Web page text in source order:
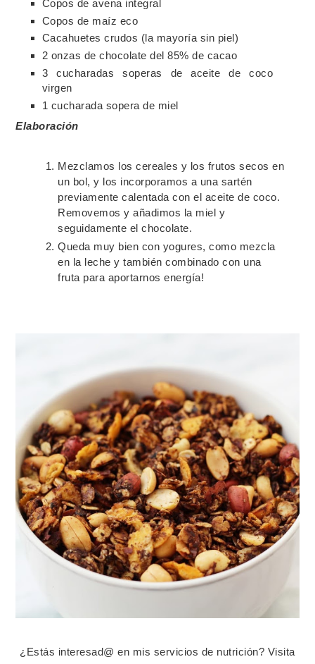
Copos de avena integral
Copos de maíz eco
Cacahuetes crudos (la mayoría sin piel)
2 onzas de chocolate del 85% de cacao
3 cucharadas soperas de aceite de coco
virgen
1 cucharada sopera de miel
Elaboración
Mezclamos los cereales y los frutos secos en
un bol, y los incorporamos a una sartén
previamente calentada con el aceite de coco.
Removemos y añadimos la miel y
seguidamente el chocolate.
Queda muy bien con yogures, como mezcla
en la leche y también combinado con una
fruta para aportarnos energía!
¿Estás interesad@ en mis servicios de nutrición? Visita